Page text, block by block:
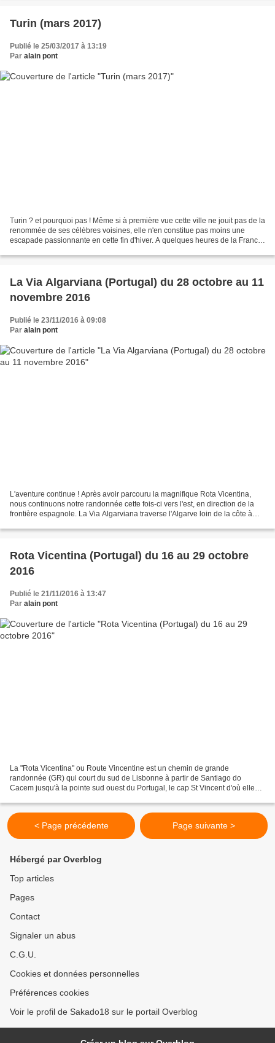
Turin (mars 2017)
Publié le 25/03/2017 à 13:19
Par alain pont
Turin ? et pourquoi pas ! Même si à première vue cette ville ne jouit pas de la
renommée de ses célèbres voisines, elle n'en constitue pas moins une
escapade passionnante en cette fin d'hiver. A quelques heures de la France
La Via Algarviana (Portugal) du 28 octobre au 11
novembre 2016
Publié le 23/11/2016 à 09:08
Par alain pont
L'aventure continue ! Après avoir parcouru la magnifique Rota Vicentina,
nous continuons notre randonnée cette fois-ci vers l'est, en direction de la
frontière espagnole. La Via Algarviana traverse l'Algarve loin de la côte à
Rota Vicentina (Portugal) du 16 au 29 octobre
2016
Publié le 21/11/2016 à 13:47
Par alain pont
La "Rota Vicentina" ou Route Vincentine est un chemin de grande
randonnée (GR) qui court du sud de Lisbonne à partir de Santiago do
Cacem jusqu'à la pointe sud ouest du Portugal, le cap St Vincent d'où elle
< Page précédente Page suivante >
Hébergé par Overblog
Top articles
Pages
Contact
Signaler un abus
C.G.U.
Cookies et données personnelles
Préférences cookies
Voir le profil de Sakado18 sur le portail Overblog